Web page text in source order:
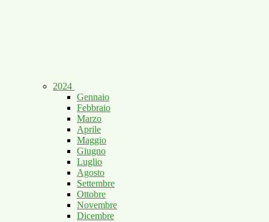
2024
Gennaio
Febbraio
Marzo
Aprile
Maggio
Giugno
Luglio
Agosto
Settembre
Ottobre
Novembre
Dicembre